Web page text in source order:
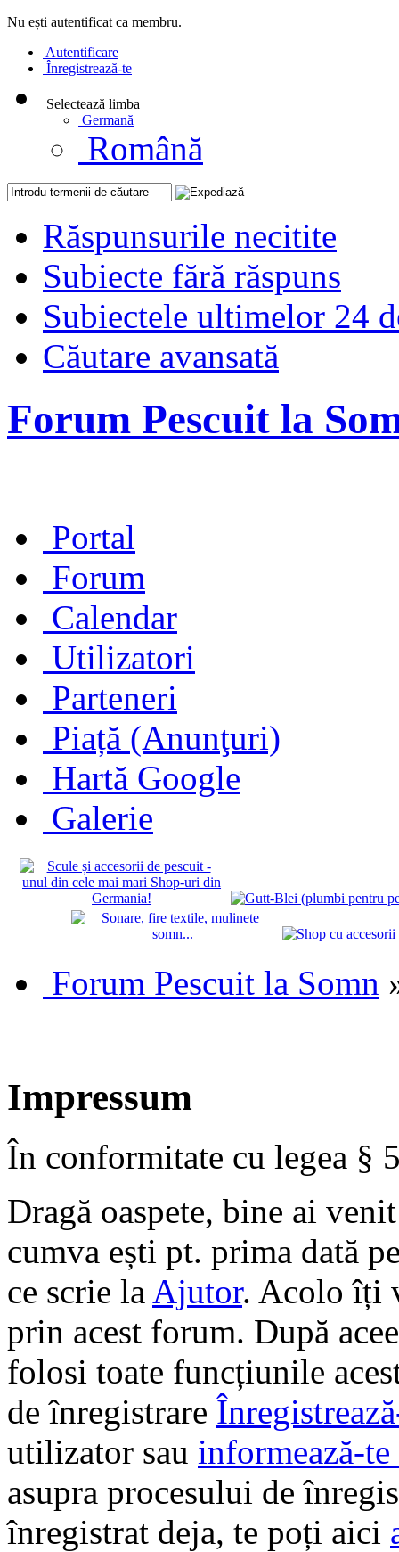
Nu ești autentificat ca membru.
Autentificare
Înregistrează-te
Selectează limba
Germană
Română
Răspunsurile necitite
Subiecte fără răspuns
Subiectele ultimelor 24
Căutare avansată
Forum Pescuit la
Portal
Forum
Calendar
Utilizatori
Parteneri
Piață (Anunţuri)
Hartă Google
Galerie
Forum Pescuit la Somn
Impressum
În conformitate cu legea §
Dragă oaspete, bine ai
cumva ești pt. prima dată
ce scrie la Ajutor. Acolo îți
prin acest forum. După
folosi toate funcțiunile
de înregistrare
utilizator sau informează-
asupra procesului de
înregistrat deja, te poți aici